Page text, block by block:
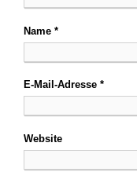
Name *
E-Mail-Adresse *
Website